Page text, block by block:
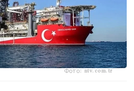
Фото: ntv.com.tr